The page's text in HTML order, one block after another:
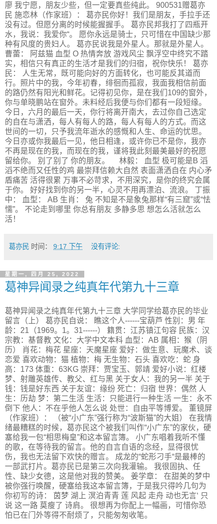
廖 我宁愿，朋友少些，但一定要真些纯此。 900531赠葛亦
民 施恋林（作家班）： 葛亦民你好！我们是朋友，手拉手还
没有过。但愿分离的时候能握握手。 葛亦民邦我打了四瓶开
水，我说：我爱你“。 愿你永远是骑士，只可惜在中国缺少那
种有风度的贵妇人。 葛亦民说我是外星人。那就是外星人。
曹蕾： 阿兹猫 血型 O 热情奔放 游戏风尘 飘浮空中终究不踏
实，相信只有真正的生活才是我们的归宿，祝你快乐！ 葛亦
民： 人生无常，既可能向好的方面转化，也可能反其道而
行。照片中的我，今年初春，绯徊而孤寂，我面我相信前面
的路仍然有阳光和鲜花。记得初见你，是在我们109的窗外，
你与单晓鹏站在窗外。未料经后我便与你们都有一段短缘。
今日，六月的最后一天，你行将离开南大，去过你自己选定
的自在与潇洒，每人有每人的路，每人有每人的方式。而这
世间的一切，只予我流年逝水的感慨和人生、命运的忧思。
今日亦或你我最后一见，他日相逢，或许你已不是你，我亦
不再是现在的我，而现在的我，谨将我此刻最美最好的祝愿
留给你。 别了别了 你的朋友。 林毅： 血型 极可能是B 滔
滔不绝而又任性的鸡 最崇拜信赖大自然 表面潇洒自在 内心矛
盾痛苦 活得很累 万事不必苛求，不用深究，是你的终究会属
于你。 好好找到你的另一半，心灵不用再漂泊、流浪。 丁振
中： 血型： AB 生肖： 兔 不知是不是象兔那样“有三窟”或“怯
懦”。 不论走到哪里 你总有朋友 多静多思 想怎么活就怎么
活！
葛亦民 时间： 9:17 下午 没有评论:
星期一, 四月 25, 2022
葛神异闻录之纯真年代第九十三章
葛神异闻录之纯真年代第九十三章 大学同学给葛亦民的毕业
留言（上） 葛亦民自说： 瞧这个人------宝葫芦 性别：男 年
龄：21（1969。1。31------） 籍贯：江苏镇江句容 民族：汉
宗教：基督教 文化：大学中文本科 血型：AB 属相：猴（阴
历） 肖花：梅花 星座：天魔星座 爱好：做生意、玩魔术、谈
恋爱 喜欢动物：猫 植物：梅 无生物：石头 喜欢吃：蛇 身
高：173 体重：63KG 崇拜：贾宝玉、郭靖 爱好小说：红楼
梦、射雕英雄传、教父、红与黑 关于女人：我的另一半 关于
钱：钱是好东西 关于友谊：缘纷 死亡：归宿 世界：偶然 人
生：历劫 梦：第二生活 生活：只能进行一种生活 一生：永不
倒下 他人：不在乎他人怎么说 处世：自由平等博爱。 董镜屏
（作家班）： （被“小广东”强行称为“波斯猫”的大姐） 在我情
绪最糟糕的时候，葛亦民这个被我们叫作“小广东”的家伙，硬
塞给我一包“相思梅皇”和这本留言簿。 小广东唱着我听不懂
的歌，在等待我的留言。他的自言自语的念经，显得很忧
伤，我也无法留下欢快的赠言。 成龙的“蛇形刁手“是最棒的
一部武打片。葛亦民已是第三次向我灌输。 我很固执、任
性、缺少女德，这是他对我的赞美。 姜学章： 在甜美的梦中
被你强行唤醒，硬塞给我这本留言簿，于是我只得吟几句为
你初写的诗： 茵梦 湖上 溟泊青青 莲 风起 走舟 动也无言‘ 只
说 这一路 莫瘦了 诗肩。 很想再为你配上一幅画，可惜你恐
怕已在门外等得不耐烦了，只能匆匆收笔。